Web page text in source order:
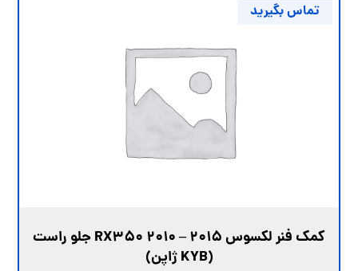
کمک فنر لکسوس RX350 2010 – 2015 جلو راست
(KYB ژاپن)
تماس بگیرید